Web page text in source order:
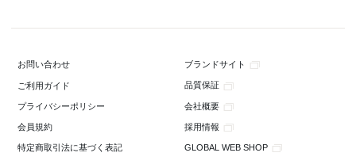
お問い合わせ ブランドサイト
ご利用ガイド 品質保証
プライバシーポリシー 会社概要
会員規約 採用情報
特定商取引法に基づく表記 GLOBAL WEB SHOP